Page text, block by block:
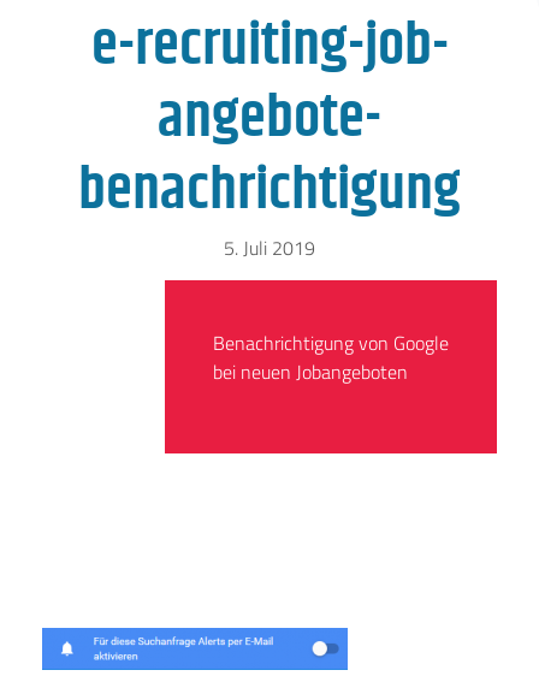
e-recruiting-job-
angebote-
benachrichtigung
5. Juli 2019
Benachrichtigung von Google
bei neuen Jobangeboten